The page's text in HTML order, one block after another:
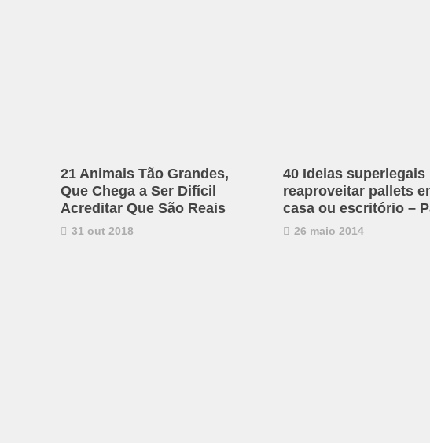
21 Animais Tão Grandes,
Que Chega a Ser Difícil
Acreditar Que São Reais
31 out 2018
40 Ideias superlegais
reaproveitar pallets
casa ou escritório –
26 maio 2014